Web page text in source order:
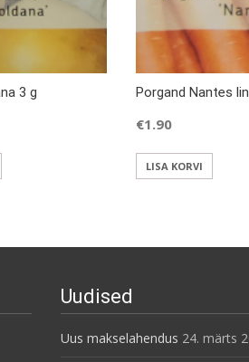
3 g Porgand Nantes
€1.90
LISA KORVI
Uudised
Uus makselahendus 24. märts